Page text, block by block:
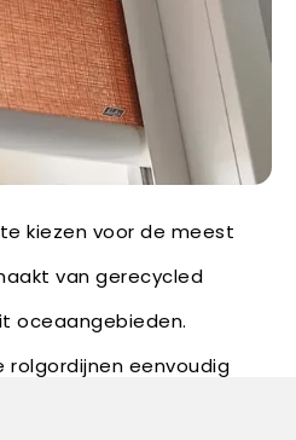
kiezen voor de meest
van gerecycled
oceaangebieden.
rolgordijnen eenvoudig
elektrische optie,